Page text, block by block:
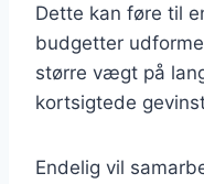
Dette kan føre til
budgetter
større vægt på
kortsigtede
Endelig vil